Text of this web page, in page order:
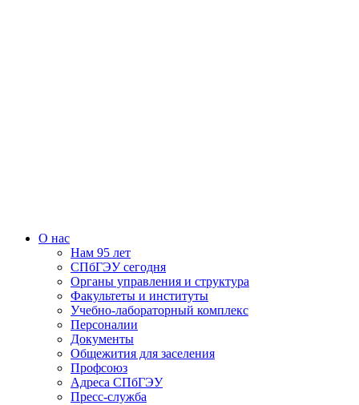
О нас
Нам 95 лет
СПбГЭУ сегодня
Органы управления и структура
Факультеты и институты
Учебно-лабораторный комплекс
Персоналии
Документы
Общежития для заселения
Профсоюз
Адреса СПбГЭУ
Пресс-служба